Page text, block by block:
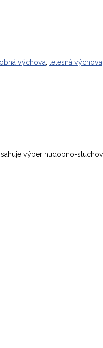
výchova telesná výchova
výber hudobno-